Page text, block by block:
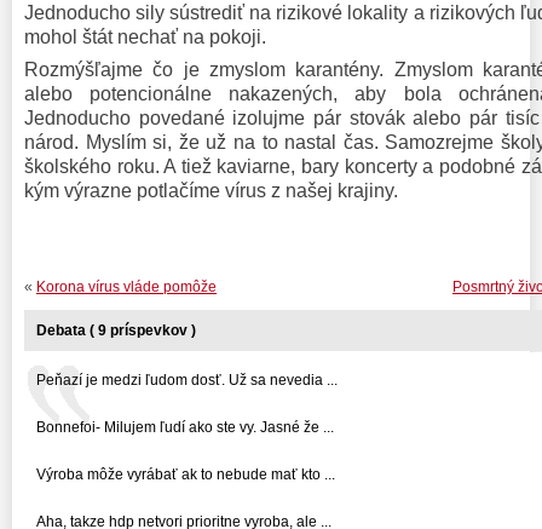
Jednoducho sily sústrediť na rizikové lokality a rizikových
mohol štát nechať na pokoji.
Rozmýšľajme čo je zmyslom karantény. Zmyslom
alebo potencionálne nakazených, aby bola
Jednoducho povedané izolujme pár stovák alebo pár
národ. Myslím si, že už na to nastal čas. Samozrejme
školského roku. A tiež kaviarne, bary koncerty a podobné
kým výrazne potlačíme vírus z našej krajiny.
Posmrtný
« Korona vírus vláde pomôže
Debata ( 9 príspevkov )
Peňazí je medzi ľudom dosť. Už sa nevedia ...
Bonnefoi- Milujem ľudí ako ste vy. Jasné že ...
Výroba môže vyrábať ak to nebude mať kto ...
Aha, takze hdp netvori prioritne vyroba, ale ...